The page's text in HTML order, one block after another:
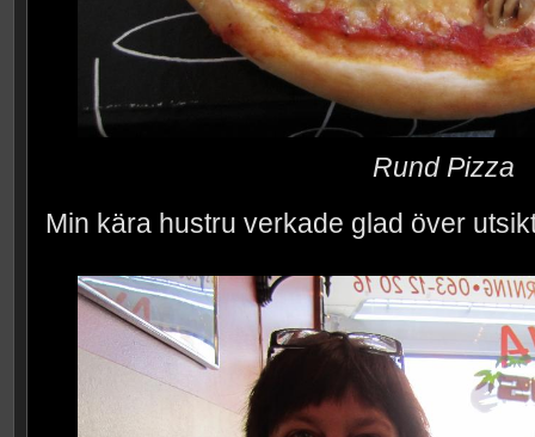
Rund Pizza
Min kära hustru verkade glad över